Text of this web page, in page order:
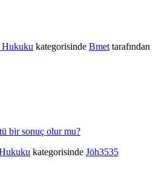
Hukuku kategorisinde Bmet tarafından
bir sonuç olur mu?
kategorisinde Jöh3535